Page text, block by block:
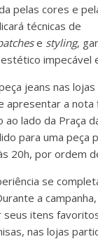
pelas cores e
técnicas de
e styling,
impecável
jeans nas
apresentar a nota
lado da Praça
para uma peça
20h, por ordem
se
a
itens
nas lojas